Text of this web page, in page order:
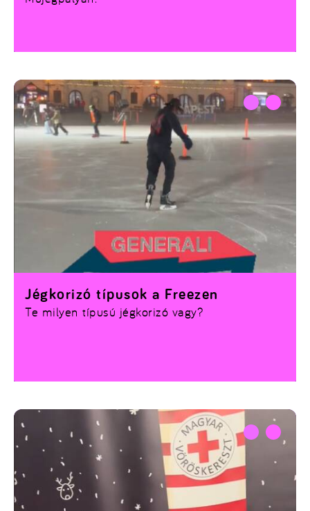
Te milyen típusú jégkorizó vagy?
Jégkorizó típusok a Freezen